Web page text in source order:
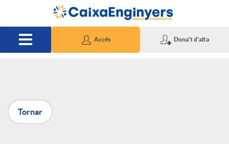
Salta al contingut principal
Accés Dona't d'alta
P
u
Tornar